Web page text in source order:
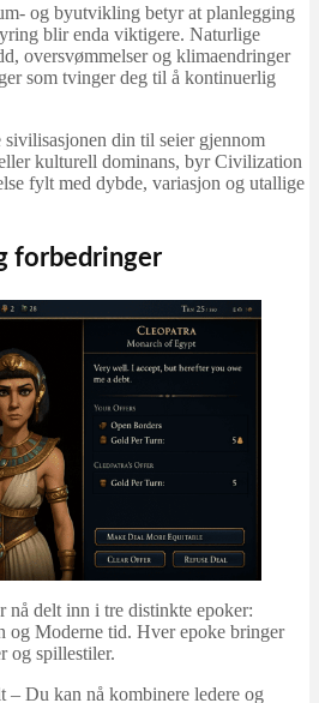
og byutvikling betyr at planlegging
blir enda viktigere. Naturlige
oversvømmelser og klimaendringer
som tvinger deg til å kontinuerlig
din til seier gjennom
kulturell dominans, byr Civilization
fylt med dybde, variasjon og utallige
forbedringer
nå delt inn i tre distinkte epoker:
og Moderne tid. Hver epoke bringer
og spillestiler.
– Du kan nå kombinere ledere og